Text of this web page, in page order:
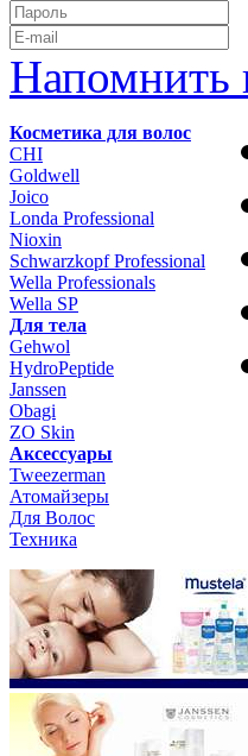
Напомнить
Косметика для волос
CHI
Goldwell
Joico
Londa Professional
Nioxin
Schwarzkopf Professional
Wella Professionals
Wella SP
Для тела
Gehwol
HydroPeptide
Janssen
Obagi
ZO Skin
Aксессуары
Tweezerman
Атомайзеры
Для Волос
Техника